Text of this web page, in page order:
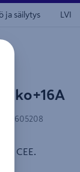
ja säilytys LVI
A CEE.